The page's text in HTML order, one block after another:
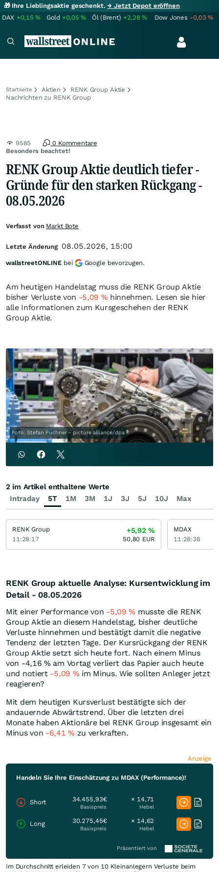
🎁 Ihre Lieblingsaktie geschenkt.→ Jetzt Depot eröffnen
DAX +0,15% Gold +0,05% Öl (Brent) +2,28% Dow Jones -0,03%
Startseite Aktien
RENK Group Aktie
Nachrichten zu RENK Group
Besonders beachtet!
9585 0 Kommentare
RENK Group Aktie deutlich tiefer -
Gründe für den starken Rückgang -
08.05.2026
Am heutigen Handelstag muss die RENK Group Aktie
bisher Verluste von -5,09 % hinnehmen. Lesen sie hier
alle Informationen zum Kursgeschehen der RENK
Group Aktie.
Foto: Stefan Puchner - picture alliance/dpa
RENK Group aktuelle Analyse: Kursentwicklung im
Detail - 08.05.2026
Mit einer Performance von -5,09% musste die RENK
Group Aktie an diesem Handelstag, bisher deutliche
Verluste hinnehmen und bestätigt damit die negative
Tendenz der letzten Tage. Der Kursrückgang der RENK
Group Aktie setzt sich heute fort. Nach einem Minus
von -4,16 % am Vortag verliert das Papier auch heute
und notiert -5,09 % im Minus. Wie sollten Anleger jetzt
reagieren?
Mit dem heutigen Kursverlust bestätigte sich der
andauernde Abwärtstrend. Über die letzten drei
Monate haben Aktionäre bei RENK Group insgesamt ein
Minus von -6,41% zu verkraften.
Anzeige
Handeln Sie Ihre Einschätzung zu MDAX (Performance)!
Short 34.455,93€
Basispreis
× 14,71
Hebel
Long 30.275,45€
Basispreis
× 14,62
Hebel
Präsentiert von
Im Durchschnitt erleiden 7 von 10 Kleinanlegern Verluste beim
Verfasst von Markt Bote
Letzte Änderung 08.05.2026, 15:00
wallstreetONLINE bei Google bevorzugen.
Intraday 5T 1M 3M 1J 3J 5J 10J Max
2 im Artikel enthaltene Werte
RENK Group
11:28:17
+5,92%
50,80 EUR
MDAX
11:28:38